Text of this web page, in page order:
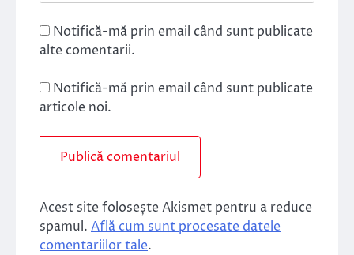
Notifică-mă prin email când sunt publicate
alte comentarii.
Notifică-mă prin email când sunt publicate
articole noi.
Acest site folosește Akismet pentru a reduce
spamul. Află cum sunt procesate datele
comentariilor tale.